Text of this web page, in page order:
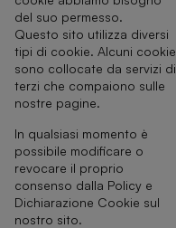
del suo permesso.
Questo sito utilizza diversi
tipi di cookie. Alcuni cookie
sono collocate da servizi di
terzi che compaiono sulle
nostre pagine.
In qualsiasi momento è
possibile modificare o
revocare il proprio
consenso dalla Policy e
Dichiarazione Cookie sul
nostro sito.